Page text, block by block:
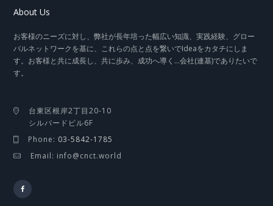
About Us
お客様のニーズに対し、弊社が長年培った幅広い知識、実践経験、グロー
バルネットワークを基に、これらの点と点を繋いでIdeaをカタチにしま
す。お客様と共に成長し、共に歩み、成功へ導く…会社(連基)でありたいで
す。
台東区根岸2丁目20-10
シルバードビル6F
Phone: 03-5842-1785
Email: info@cnct.world